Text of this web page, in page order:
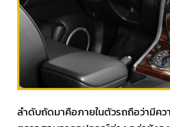
ลำดับถัดมาคือภายในตัวรถถือว่ามีค